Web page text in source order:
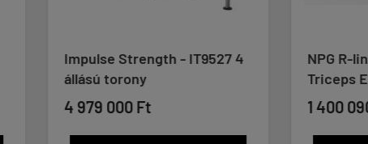
Impulse Strength - IT9527 4
állású torony
4 979 000 Ft
NPG R-
Triceps
1 400